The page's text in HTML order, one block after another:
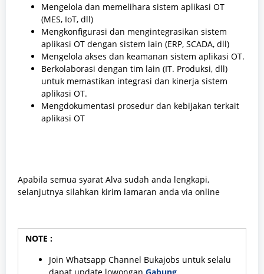
Mengelola dan memelihara sistem aplikasi OT
(MES, IoT, dll)
Mengkonfigurasi dan mengintegrasikan sistem
aplikasi OT dengan sistem lain (ERP, SCADA, dll)
Mengelola akses dan keamanan sistem aplikasi OT.
Berkolaborasi dengan tim lain (IT. Produksi, dll)
untuk memastikan integrasi dan kinerja sistem
aplikasi OT.
Mengdokumentasi prosedur dan kebijakan terkait
aplikasi OT
Apabila semua syarat Alva sudah anda lengkapi,
selanjutnya silahkan kirim lamaran anda via online
NOTE :
Join Whatsapp Channel Bukajobs untuk selalu